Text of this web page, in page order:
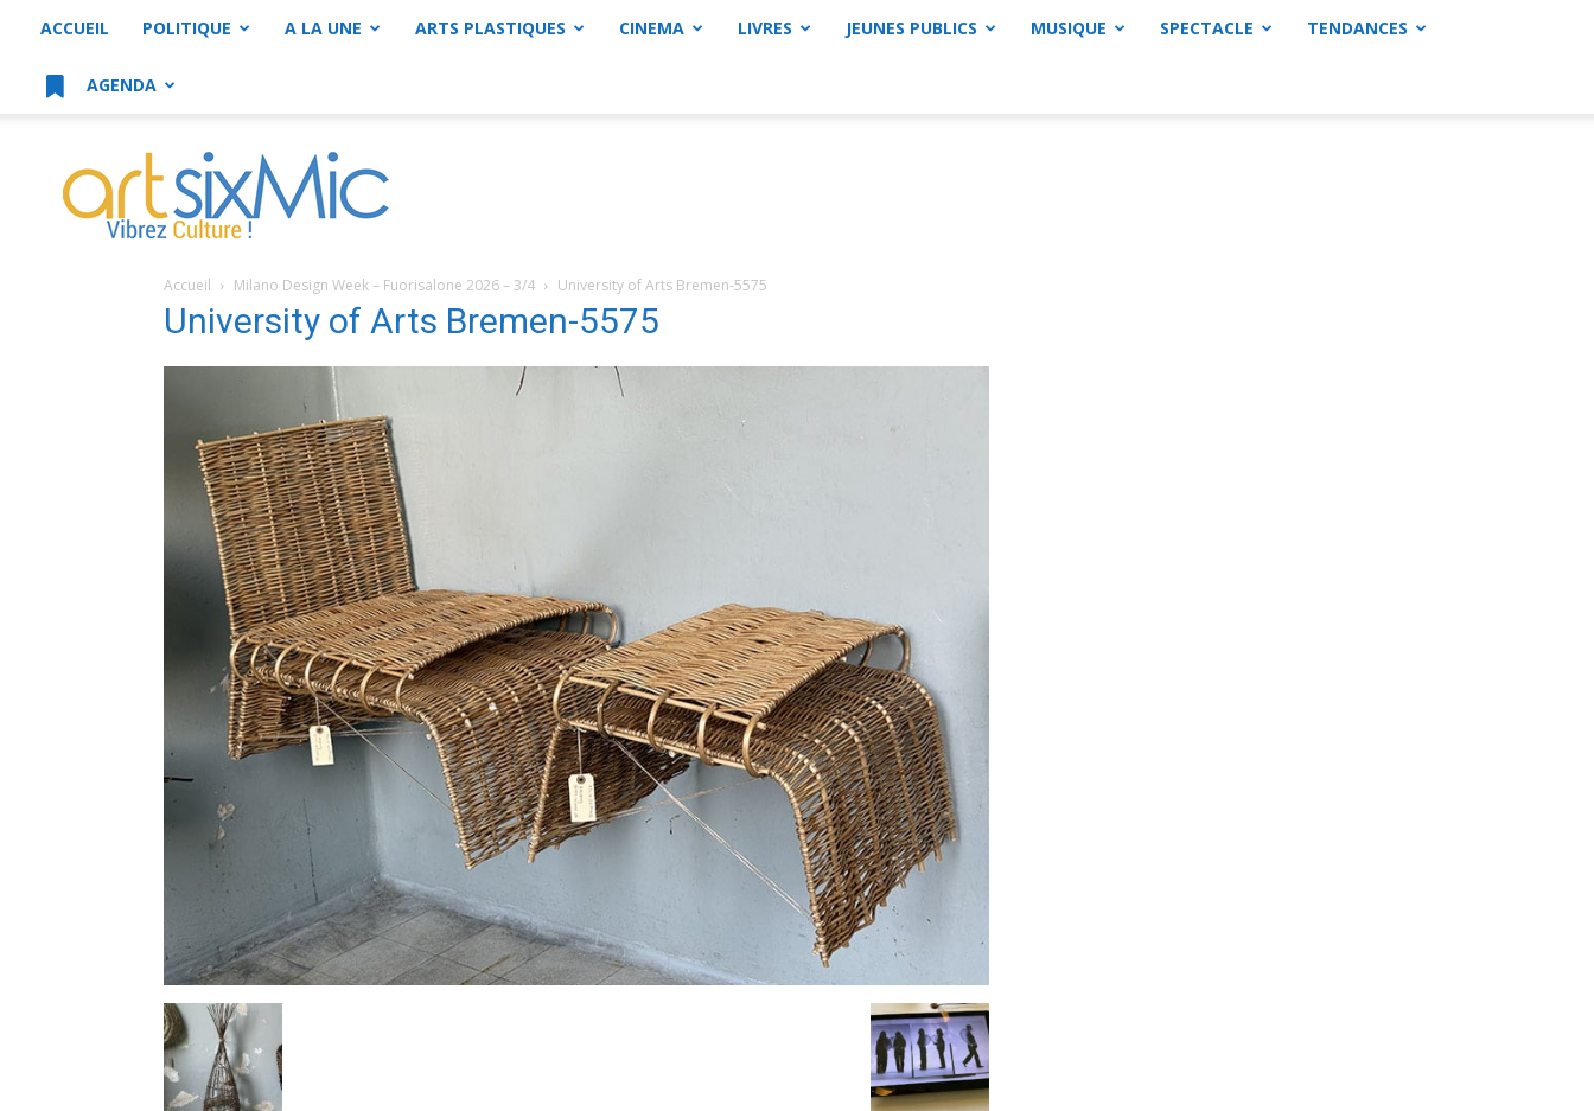
ACCUEIL POLITIQUE A LA UNE ARTS PLASTIQUES CINEMA LIVRES JEUNES PUBLICS MUSIQUE SPECTACLE TENDANCES
AGENDA
artsixMic
Accueil Milano Design Week – Fuorisalone 2026 – 3/4 University of Arts Bremen-5575
University of Arts Bremen-5575